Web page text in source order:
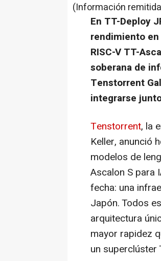
(Información
En TT-Deploy
rendimiento en
RISC-V TT-
soberana de
Tenstorrent
integrarse
Tenstorrent, la
Keller, anunció
modelos de
Ascalon S para
fecha: una
Japón. Todos
arquitectura
mayor rapidez
un superclúster